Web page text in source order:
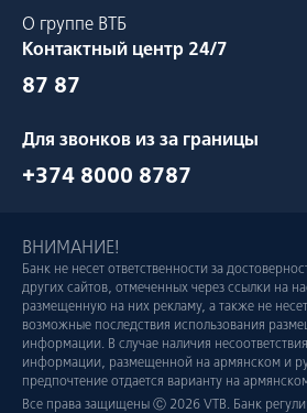
О группе ВТБ
Контактный центр 24/7
87 87
Для звонков из за границы
+374 8000 8787
ВНИМАНИЕ!
Банк не несет ответственности за
других сайтов, отмеченных через ссылки на
размещенную на них рекламу, а также не несет
возможные последствия использования
информации. В случае наличия
информации, размещенной на армянском и
предпочтение отдается варианту на
Все права защищены Ⓒ 2026 VTB. Банк